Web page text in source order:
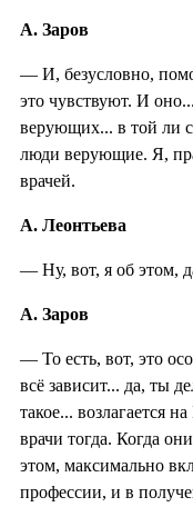
А. Заров
— И, безусловно,
это чувствуют. И
верующих... в той ли
люди верующие. Я,
врачей.
А. Леонтьева
— Ну, вот, я об этом,
А. Заров
— То есть, вот, это
всё зависит... да, ты
такое... возлагается
врачи тогда. Когда
этом, максимально
профессии, и в